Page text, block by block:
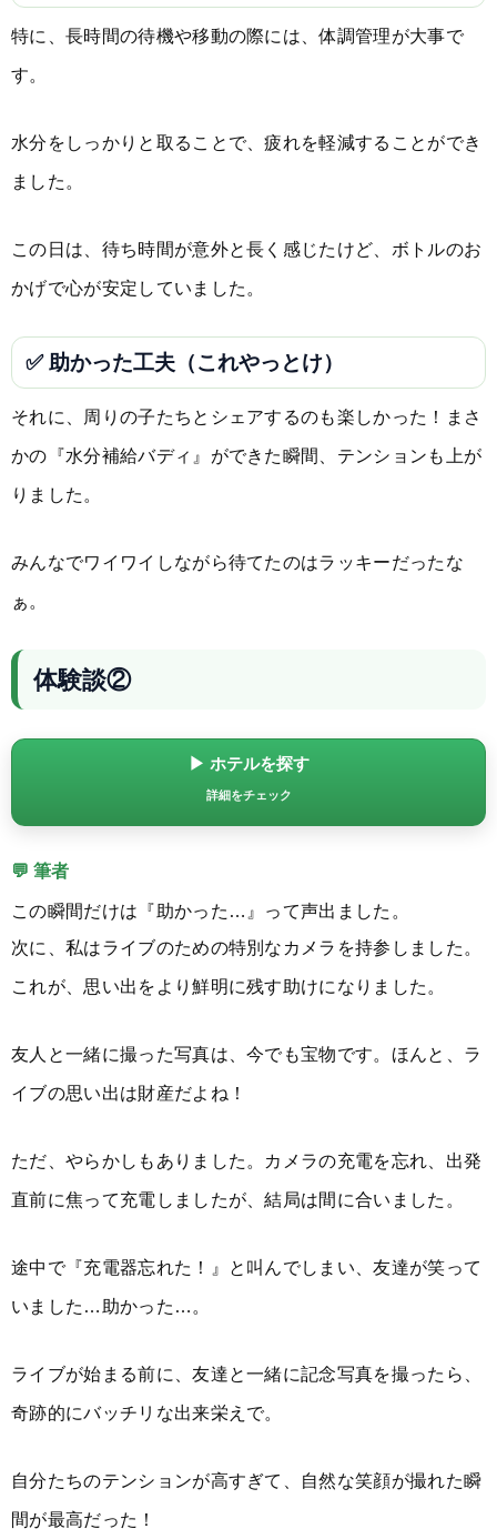
特に、長時間の待機や移動の際には、体調管理が大事で
す。
水分をしっかりと取ることで、疲れを軽減することができ
ました。
この日は、待ち時間が意外と長く感じたけど、ボトルのお
かげで心が安定していました。
✅ 助かった工夫（これやっとけ）
それに、周りの子たちとシェアするのも楽しかった！まさ
かの『水分補給バディ』ができた瞬間、テンションも上が
りました。
みんなでワイワイしながら待てたのはラッキーだったな
ぁ。
体験談②
▶ ホテルを探す
詳細をチェック
💬 筆者
この瞬間だけは『助かった…』って声出ました。
次に、私はライブのための特別なカメラを持参しました。
これが、思い出をより鮮明に残す助けになりました。
友人と一緒に撮った写真は、今でも宝物です。ほんと、ラ
イブの思い出は財産だよね！
ただ、やらかしもありました。カメラの充電を忘れ、出発
直前に焦って充電しましたが、結局は間に合いました。
途中で『充電器忘れた！』と叫んでしまい、友達が笑って
いました…助かった…。
ライブが始まる前に、友達と一緒に記念写真を撮ったら、
奇跡的にバッチリな出来栄えで。
自分たちのテンションが高すぎて、自然な笑顔が撮れた瞬
間が最高だった！